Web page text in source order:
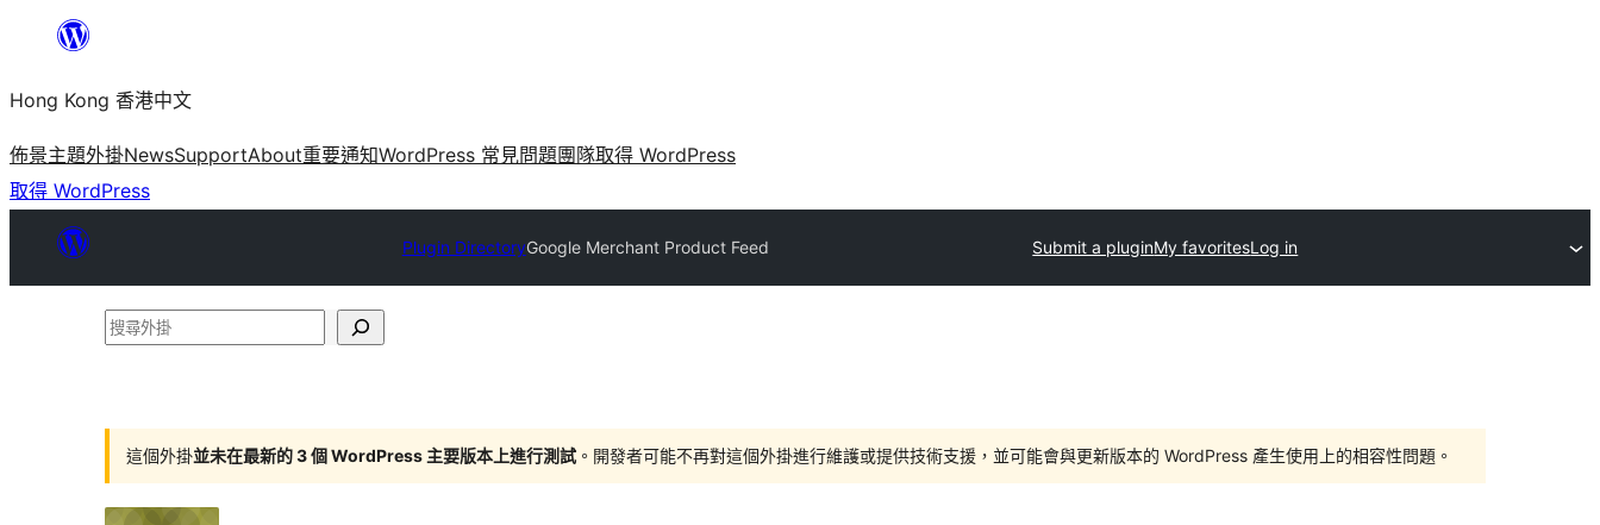
主
要
內
容
Hong Kong 香港中文
佈景主題外掛NewsSupportAbout重要通知WordPress 常見問題團隊取得 WordPress
取得 WordPress
Plugin DirectoryGoogle Merchant Product Feed Submit a pluginMy favoritesLog in
搜
掛
這個外掛並未在最新的 3 個 WordPress 主要版本上進行測試 。開發者可能不再對這個外掛進行維護或提供技術支援，並可能會與更新版本的 WordPress 產生使用上的相容性問題。